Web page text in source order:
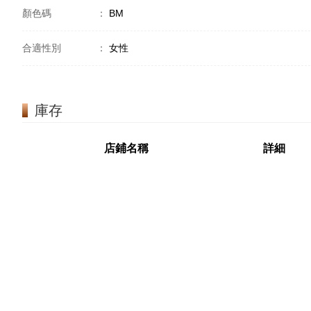
顏色碼 ： BM
合適性別 ： 女性
庫存
店鋪名稱 詳細